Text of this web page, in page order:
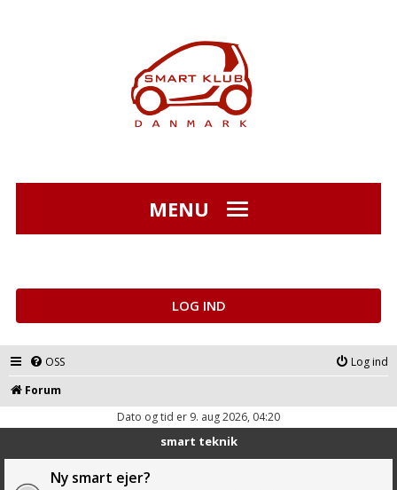
MENU
LOG IND
OSS
Log ind
Forum
Dato og tid er 9. aug 2026, 04:20
smart teknik
Ny smart ejer?